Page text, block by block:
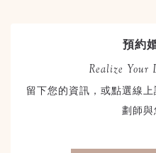
預約
Realize Your
留下您的資訊，或點選線
劃師與